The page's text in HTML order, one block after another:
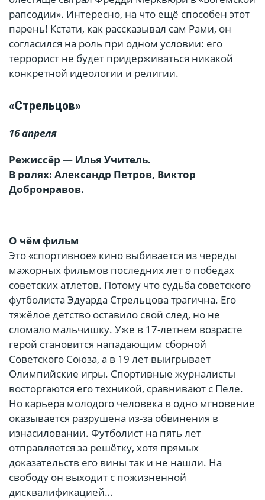
рапсодии». Интересно, на что ещё способен этот
парень! Кстати, как рассказывал сам Рами, он
согласился на роль при одном условии: его
террорист не будет придерживаться никакой
конкретной идеологии и религии.
«Стрельцов»
16 апреля
Режиссёр — Илья Учитель.
В ролях: Александр Петров, Виктор
Добронравов.
О чём фильм
Это «спортивное» кино выбивается из череды
мажорных фильмов последних лет о победах
советских атлетов. Потому что судьба советского
футболиста Эдуарда Стрельцова трагична. Его
тяжёлое детство оставило свой след, но не
сломало мальчишку. Уже в 17-летнем возрасте
герой становится нападающим сборной
Советского Союза, а в 19 лет выигрывает
Олимпийские игры. Спортивные журналисты
восторгаются его техникой, сравнивают с Пеле.
Но карьера молодого человека в одно мгновение
оказывается разрушена из-за обвинения в
изнасиловании. Футболист на пять лет
отправляется за решётку, хотя прямых
доказательств его вины так и не нашли. На
свободу он выходит с пожизненной
дисквалификацией…